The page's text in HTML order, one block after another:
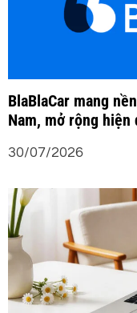
BlaBlaCar mang
Nam, mở rộng hiện
30/07/2026